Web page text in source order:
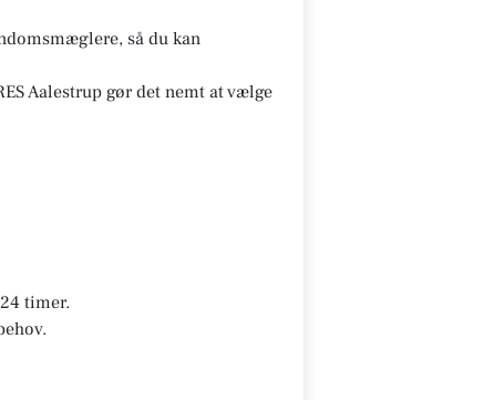
så du kan
Aalestrup gør det nemt at vælge
timer.